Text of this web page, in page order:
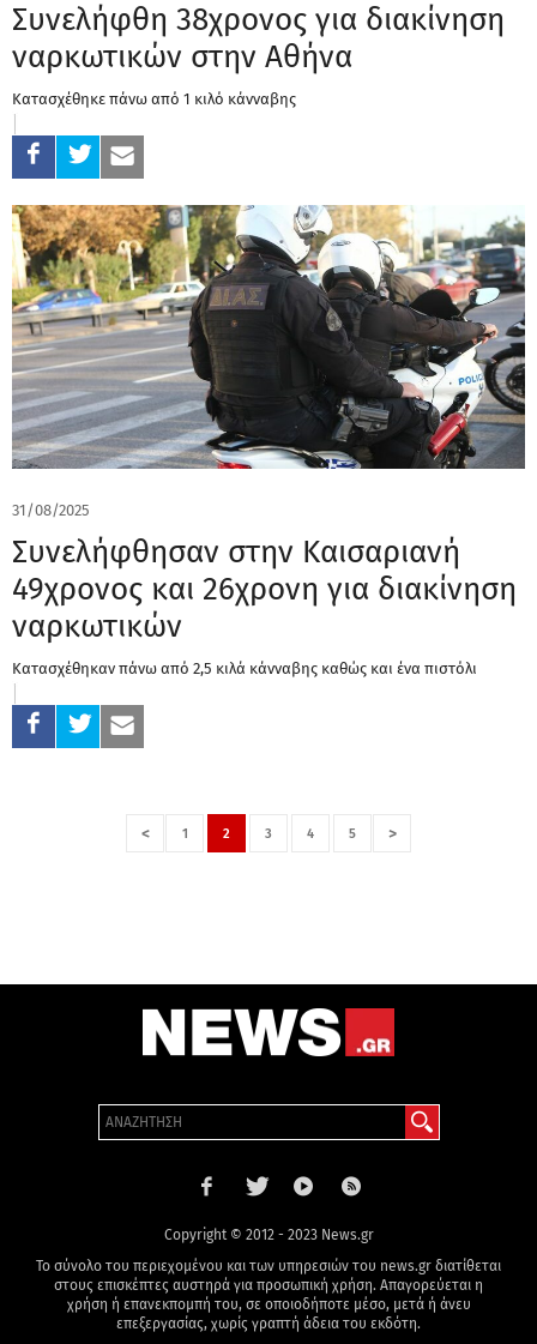
Συνελήφθη 38χρονος για διακίνηση
ναρκωτικών στην Αθήνα
Κατασχέθηκε πάνω από 1 κιλό κάνναβης
31/08/2025
Συνελήφθησαν στην Καισαριανή
49χρονος και 26χρονη για διακίνηση
ναρκωτικών
Κατασχέθηκαν πάνω από 2,5 κιλά κάνναβης καθώς και ένα πιστόλι
< 1 2 3 4 5 >
Copyright © 2012 - 2023 News.gr
Το σύνολο του περιεχομένου και των υπηρεσιών του news.gr διατίθεται
στους επισκέπτες αυστηρά για προσωπική χρήση. Απαγορεύεται η
χρήση ή επανεκπομπή του, σε οποιοδήποτε μέσο, μετά ή άνευ
επεξεργασίας, χωρίς γραπτή άδεια του εκδότη.